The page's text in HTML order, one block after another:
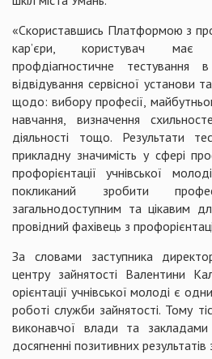
«Скориставшись Платформою з
кар’єри, користувач має
профдіагностичне
відвідування сервісної установи
щодо: вибору професії,
навчання, визначення
діяльності тощо. Результати
прикладну значимість у сфері
профорієнтації учнівської
покликаний зробити
загальнодоступним та цікавим
провідний фахівець з
За словами заступника
центру зайнятості Валентини
орієнтації учнівської молоді є
роботі служби зайнятості. Тому
виконавчої влади та
досягненні позитивних